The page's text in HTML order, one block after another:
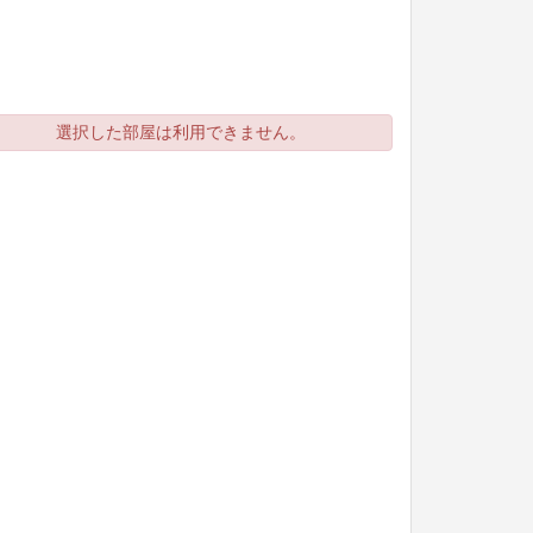
選択した部屋は利用できません。